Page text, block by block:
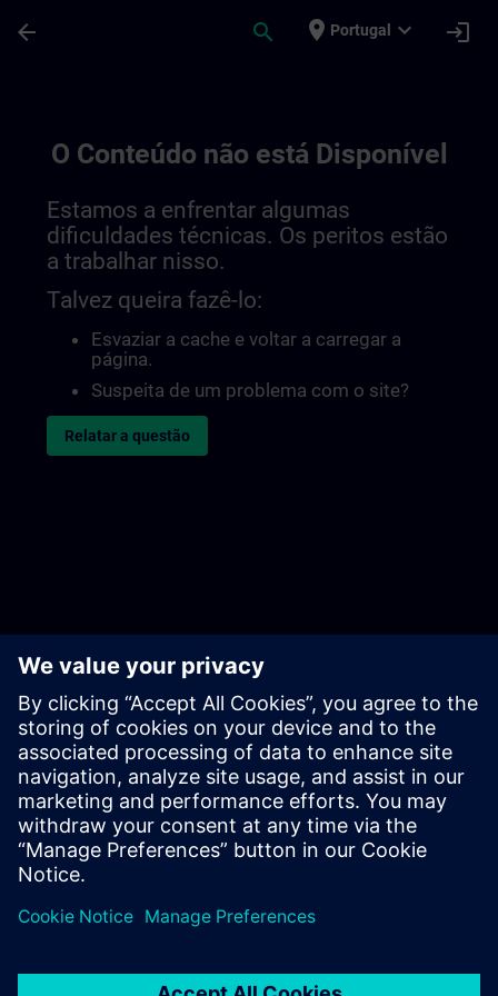
arrow_back search place Portugal expand_more login
O Conteúdo não está Disponível
Estamos a enfrentar algumas
dificuldades técnicas. Os peritos estão
a trabalhar nisso.
Talvez queira fazê-lo:
Esvaziar a cache e voltar a carregar a
página.
Suspeita de um problema com o site?
Relatar a questão